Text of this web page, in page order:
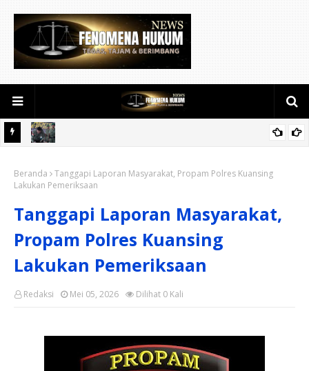
Yonif TP 952/Imam Bulqin, Perkuat Pembangunan Satuan
Beranda
Tanggapi Laporan Masyarakat, Propam Polres Kuansing
Lakukan Pemeriksaan
Tanggapi Laporan Masyarakat,
Propam Polres Kuansing
Lakukan Pemeriksaan
Redaksi Dilihat 0 Kali
Mei 05, 2026